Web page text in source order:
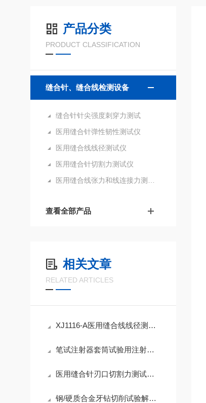
产品分类
PRODUCT CLASSIFICATION
缝合针、缝合线检测设备
缝合针针尖强度刺穿力测试
医用缝合针弹性韧性测试仪
医用缝合线线径测试仪
医用缝合针切割力测试仪
查看全部产品
相关文章
RELATED ARTICLES
XJ1116-A医用缝合线线径测试仪使用方法
笔试注射器套筒试验用注射器正压测试仪介绍
医用缝合针刃口切割力测试仪的主要作用
钢/硬质合金牙钻切削试验解决方案